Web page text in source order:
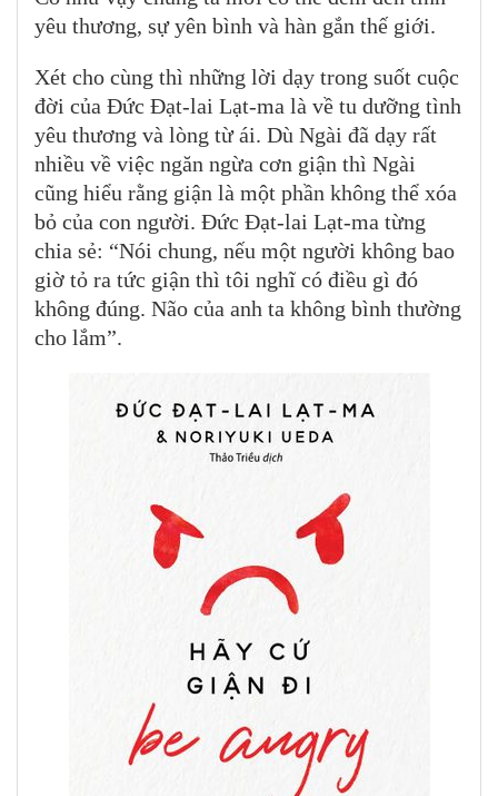
yêu thương, sự yên bình và hàn gắn thế giới.
Xét cho cùng thì những lời dạy trong suốt cuộc
đời của Đức Đạt-lai Lạt-ma là về tu dưỡng tình
yêu thương và lòng từ ái. Dù Ngài đã dạy rất
nhiều về việc ngăn ngừa cơn giận thì Ngài
cũng hiểu rằng giận là một phần không thể xóa
bỏ của con người. Đức Đạt-lai Lạt-ma từng
chia sẻ: “Nói chung, nếu một người không bao
giờ tỏ ra tức giận thì tôi nghĩ có điều gì đó
không đúng. Não của anh ta không bình thường
cho lắm”.